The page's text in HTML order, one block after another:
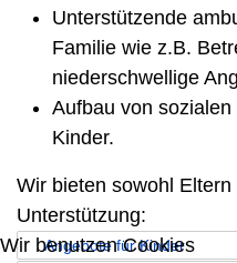
Unterstützende
Familie wie z.B.
niederschwellige
Aufbau von
Kinder.
Wir bieten sowohl
Unterstützung:
Angebote für Kinder
Wir benutzen Cookies